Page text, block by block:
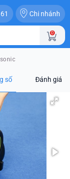
Chi nhánh
0
số Đánh giá